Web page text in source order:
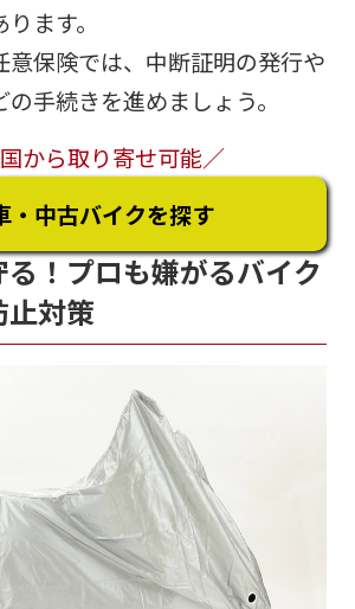
ます。
意保険では、中断証明の発行や
手続きを進めましょう。
から取り寄せ可能／
・中古バイクを探す
！プロも嫌がるバイク
止対策